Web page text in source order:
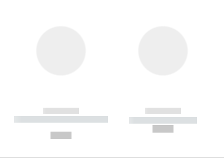
------------
----------- ----------- --------
------------
----------- -----------